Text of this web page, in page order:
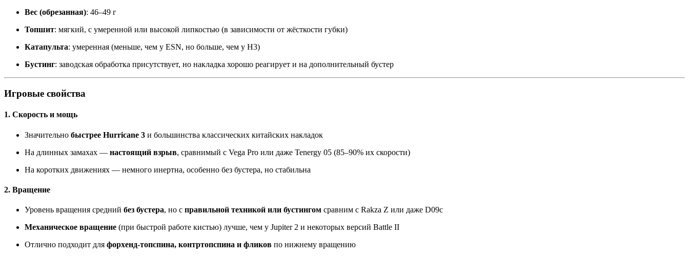
Вес (обрезанная): 46–49 г
Топшит: мягкий, с умеренной или высокой липкостью (в зависимости от жёсткости губки)
Катапульта: умеренная (меньше, чем у ESN, но больше, чем у H3)
Бустинг: заводская обработка присутствует, но накладка хорошо реагирует и на дополнительный бустер
Игровые свойства
1. Скорость и мощь
Значительно быстрее Hurricane 3 и большинства классических китайских накладок
На длинных замахах — настоящий взрыв, сравнимый с Vega Pro или даже Tenergy 05 (85–90% их скорости)
На коротких движениях — немного инертна, особенно без бустера, но стабильна
2. Вращение
Уровень вращения средний без бустера, но с правильной техникой или бустингом сравним с Rakza Z или даже D09c
Механическое вращение (при быстрой работе кистью) лучше, чем у Jupiter 2 и некоторых версий Battle II
Отлично подходит для форхенд-топспина, контртопспина и фликов по нижнему вращению